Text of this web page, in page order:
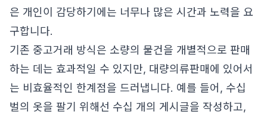
은 개인이 감당하기에는 너무나 많은 시간과 노력을 요
구합니다.
기존 중고거래 방식은 소량의 물건을 개별적으로 판매
하는 데는 효과적일 수 있지만, 대량의류판매에 있어서
는 비효율적인 한계점을 드러냅니다. 예를 들어, 수십
벌의 옷을 팔기 위해선 수십 개의 게시글을 작성하고,